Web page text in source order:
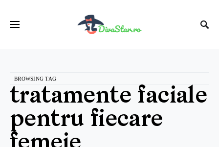
BROWSING TAG
tratamente faciale
pentru fiecare